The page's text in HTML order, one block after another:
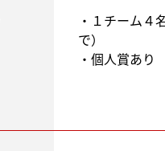
・１チーム４
で）
・個人賞あり